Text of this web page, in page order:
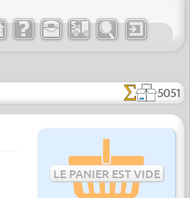
5051
LE PANIER EST VIDE